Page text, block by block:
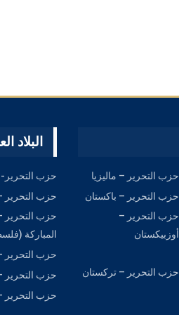
حزب التحرير – ماليزيا
حزب التحرير – باكستان
حزب التحرير –
أوزبيكستان
حزب التحرير – تركستان
البلاد
حزب التحرير-
حزب التحرير
حزب التحرير
المباركة
حزب التحرير
حزب التحرير –
حزب التحرير